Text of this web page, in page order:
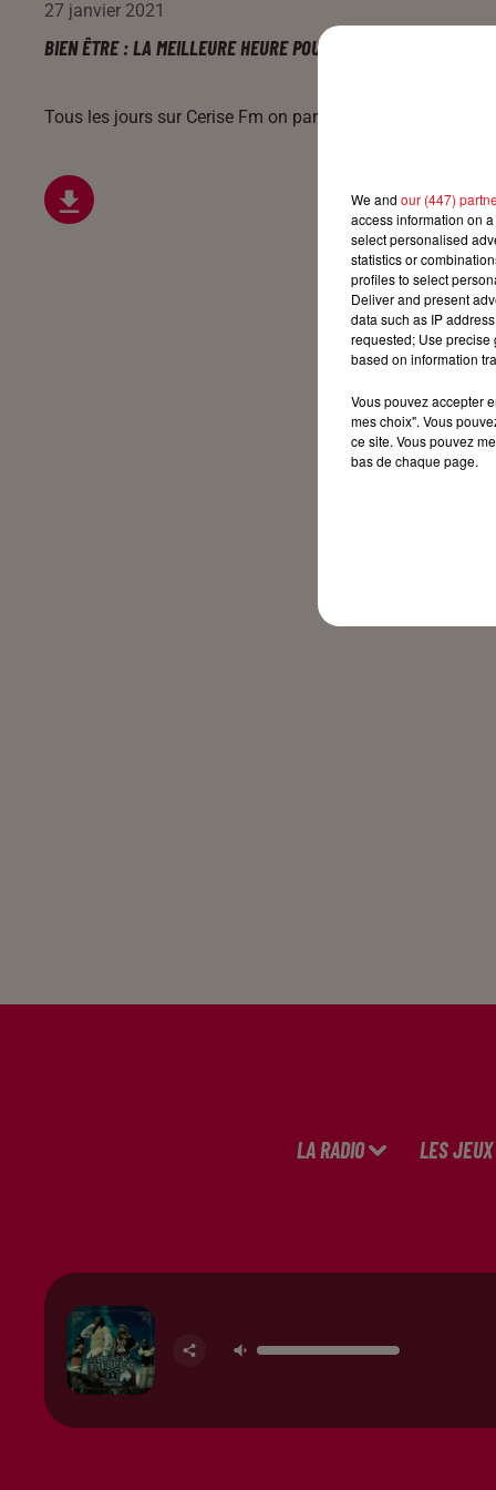
27 janvier 2021
BIEN ÊTRE : LA MEILLEURE HEURE POUR BOIRE SON CAFÉ
Tous les jours sur Cerise Fm on parle mode, santé et
LA RADIO LES JEUX
We and our (447)
access information on
select personalised
statistics or
profiles to select
Deliver and present
data such as IP
requested; Use precise
based on information
Vous pouvez accepter
mes choix". Vous
ce site. Vous pouvez
bas de chaque page.